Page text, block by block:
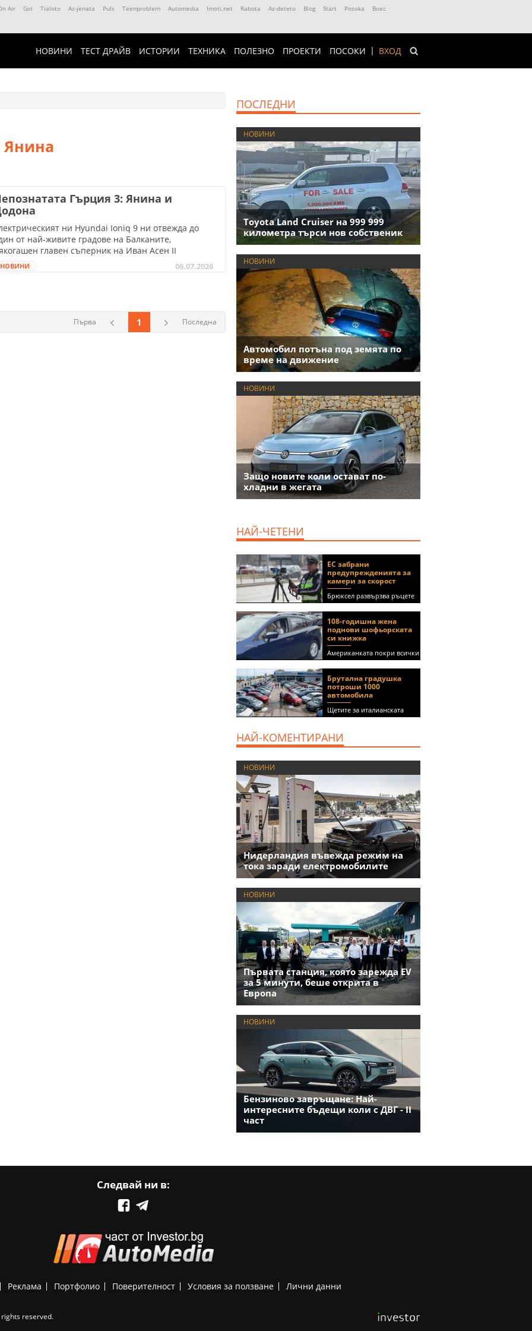
Air Gol Tialoto Az-jenata Puls Teenproblem Automedia Imoti.net Rabota Az-deteto Blog Start Posoka
Boec
ВХОД
НОВИНИ ТЕСТ ДРАЙВ ИСТОРИИ ТЕХНИКА ПОЛЕЗНО ПРОЕКТИ ПОСОКИ
Янина
Гърция 3: Янина и
ни Hyundai Ioniq 9 ни отвежда до
от най-живите градове на Балканите,
главен съперник на Иван Асен II
НОВИНИ 06.07.2026
Последна
1
Първа
ПОСЛЕДНИ
НОВИНИ
Toyota Land Cruiser на 999 999
километра търси нов собственик
НОВИНИ
Автомобил потъна под земята по
време на движение
НОВИНИ
Защо новите коли остават по-
хладни в жегата
НАЙ-ЧЕТЕНИ
ЕС забрани
предупрежденията за
камери за скорост
Брюксел развързва ръцете
на правителствата за
приложения като Waze и
Google Maps
108-годишна жена
поднови шофьорската
си книжка
Американката покри всички
медицински изисквания, за
(ВИДЕО)
Брутална градушка
потроши 1000
автомобила
Щетите за италианската
автокъща се оценяват на 5
НАЙ-КОМЕНТИРАНИ
НОВИНИ
Нидерландия въвежда режим на
тока заради електромобилите
НОВИНИ
Първата станция, която зарежда EV
за 5 минути, беше открита в
Европа
НОВИНИ
Бензиново завръщане: Най-
интересните бъдещи коли с ДВГ - II
част
Следвай ни в:
Реклама Портфолио Поверителност Условия за ползване Лични данни
reserved.